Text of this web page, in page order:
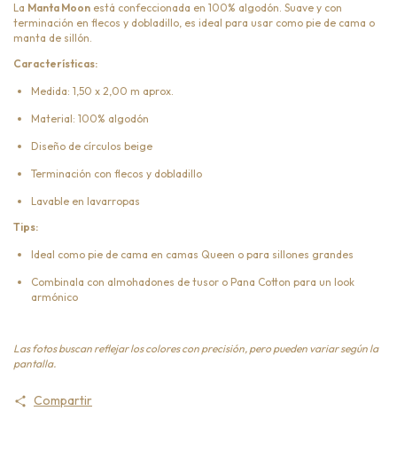
La Manta Moon está confeccionada en 100% algodón. Suave y con
terminación en flecos y dobladillo, es ideal para usar como pie de cama o
manta de sillón.
Características:
Medida: 1,50 x 2,00 m aprox.
Material: 100% algodón
Diseño de círculos beige
Terminación con flecos y dobladillo
Lavable en lavarropas
Tips:
Ideal como pie de cama en camas Queen o para sillones grandes
Combinala con almohadones de tusor o Pana Cotton para un look
armónico
Las fotos buscan reflejar los colores con precisión, pero pueden variar según la
pantalla.
Compartir